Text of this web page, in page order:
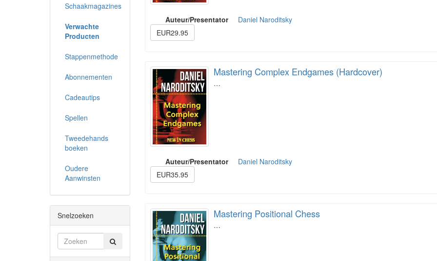
Auteur/Presentator
Daniel Naroditsky
EUR29.95
Mastering Complex Endgames (Hardcover)
…
Auteur/Presentator
Daniel Naroditsky
EUR35.95
Mastering Positional Chess
…
Schaakmagazines
Verwachte
Producten
Stappenmethode
Abonnementen
Cadeautips
Spellen
Tweedehands
boeken
Oudere
Aanwinsten
Snelzoeken